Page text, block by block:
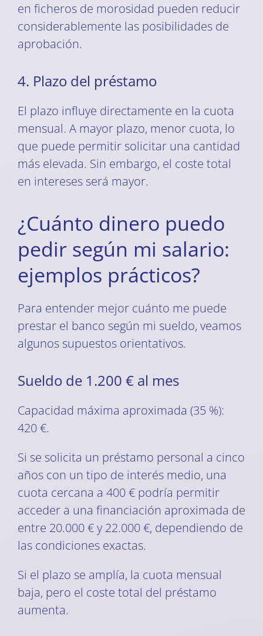
en ficheros de morosidad pueden reducir
considerablemente las posibilidades de
aprobación.
4. Plazo del préstamo
El plazo influye directamente en la cuota
mensual. A mayor plazo, menor cuota, lo
que puede permitir solicitar una cantidad
más elevada. Sin embargo, el coste total
en intereses será mayor.
¿Cuánto dinero puedo
pedir según mi salario:
ejemplos prácticos?
Para entender mejor cuánto me puede
prestar el banco según mi sueldo, veamos
algunos supuestos orientativos.
Sueldo de 1.200 € al mes
Capacidad máxima aproximada (35 %):
420 €.
Si se solicita un préstamo personal a cinco
años con un tipo de interés medio, una
cuota cercana a 400 € podría permitir
acceder a una financiación aproximada de
entre 20.000 € y 22.000 €, dependiendo de
las condiciones exactas.
Si el plazo se amplía, la cuota mensual
baja, pero el coste total del préstamo
aumenta.